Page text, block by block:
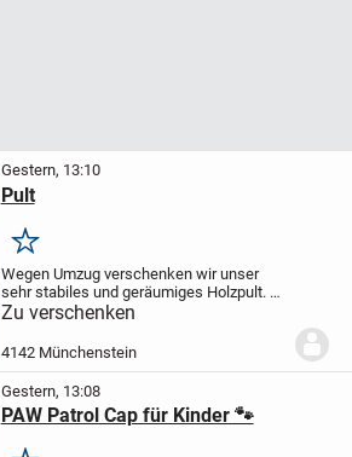
Gestern, 13:10
Pult
Merken
Wegen Umzug verschenken wir unser
sehr stabiles und geräumiges Holzpult.
Mass: 160x80 cm. Es steht im 1. Stock.
die Teile bis vor der Tür zu tragen. Der...
Zu verschenken
4142 Münchenstein
Gestern, 13:08
PAW Patrol Cap für Kinder 🐾